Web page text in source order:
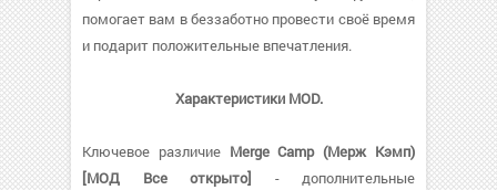
помогает вам в беззаботно провести своё время
и подарит положительные впечатления.
Характеристики MOD.
Ключевое различие Merge Camp (Мерж Кэмп)
[МОД Все открыто] - дополнительные